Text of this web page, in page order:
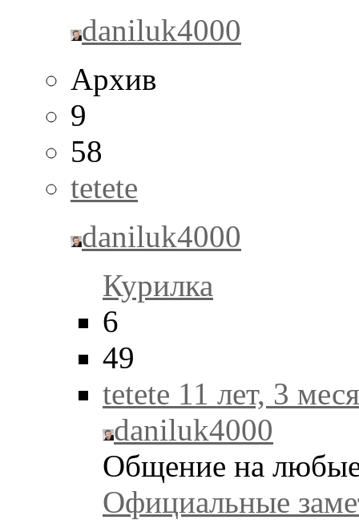
daniluk4000
Архив
9
58
tetete
daniluk4000
Курилка
6
49
tetete 11 лет, 3
daniluk4000
Общение на
Официальные